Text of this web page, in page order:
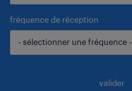
fréquence de réception
- sélectionner une fréquence -
valider